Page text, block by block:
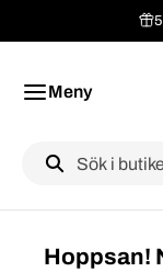
Meny
Label
Hoppsan!